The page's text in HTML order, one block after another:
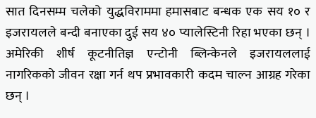
सात दिनसम्म चलेको युद्धविराममा हमासबाट बन्धक एक सय १० र
इजरायलले बन्दी बनाएका दुई सय ४० प्यालेस्टिनी रिहा भएका छन् ।
अमेरिकी शीर्ष कूटनीतिज्ञ एन्टोनी ब्लिन्केनले इजरायललाई
नागरिकको जीवन रक्षा गर्न थप प्रभावकारी कदम चाल्न आग्रह गरेका
छन् ।